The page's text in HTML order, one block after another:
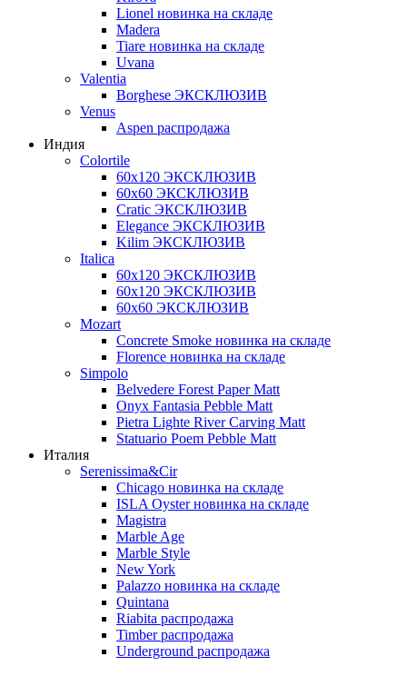
Lionel новинка на складе
Madera
Tiare новинка на складе
Uvana
Valentia
Borghese ЭКСКЛЮЗИВ
Venus
Aspen распродажа
Индия
Colortile
60х120 ЭКСКЛЮЗИВ
60х60 ЭКСКЛЮЗИВ
Cratic ЭКСКЛЮЗИВ
Elegance ЭКСКЛЮЗИВ
Kilim ЭКСКЛЮЗИВ
Italica
60х120 ЭКСКЛЮЗИВ
60х120 ЭКСКЛЮЗИВ
60х60 ЭКСКЛЮЗИВ
Mozart
Concrete Smoke новинка на складе
Florence новинка на складе
Simpolo
Belvedere Forest Paper Matt
Onyx Fantasia Pebble Matt
Pietra Lighte River Carving Matt
Statuario Poem Pebble Matt
Италия
Serenissima&Cir
Chicago новинка на складе
ISLA Oyster новинка на складе
Magistra
Marble Age
Marble Style
New York
Palazzo новинка на складе
Quintana
Riabita распродажа
Timber распродажа
Underground распродажа